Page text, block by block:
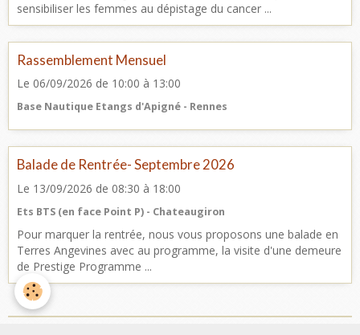
sensibiliser les femmes au dépistage du cancer ...
Rassemblement Mensuel
Le 06/09/2026 de 10:00 à 13:00
Base Nautique Etangs d'Apigné - Rennes
Balade de Rentrée- Septembre 2026
Le 13/09/2026 de 08:30 à 18:00
Ets BTS (en face Point P) - Chateaugiron
Pour marquer la rentrée, nous vous proposons une balade en
Terres Angevines avec au programme, la visite d'une demeure
de Prestige Programme ...